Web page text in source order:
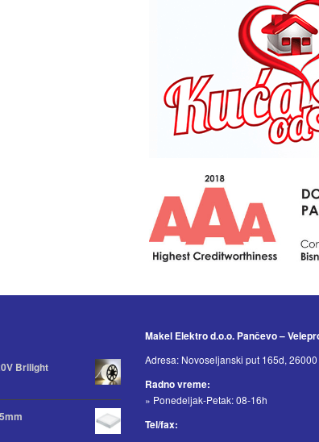
Brilight
Makel Elektro d.o.o. Pančevo –
Adresa: Novoseljanski put 165d,
Radno vreme:
» Ponedeljak-Petak: 08-16h
Tel/fax: